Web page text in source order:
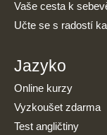
Vaše cesta k
Učte se s radostí
Jazyko
Online kurzy
Vyzkoušet zdarma
Test angličtiny